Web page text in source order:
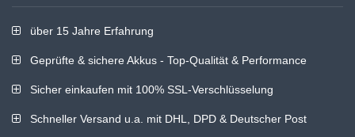
über 15 Jahre Erfahrung
Geprüfte & sichere Akkus - Top-Qualität & Performance
Sicher einkaufen mit 100% SSL-Verschlüsselung
Schneller Versand u.a. mit DHL, DPD & Deutscher Post